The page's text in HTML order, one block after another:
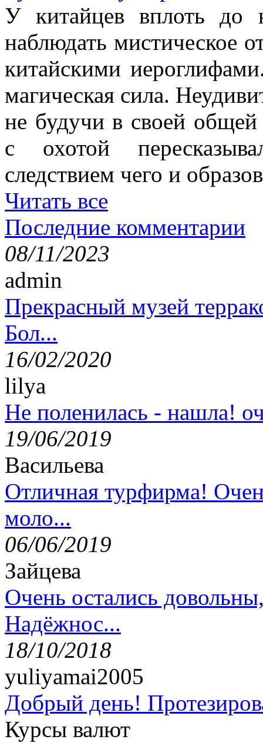
У китайцев вплоть до
наблюдать мистическое
китайскими
магическая сила.
не будучи в своей
с охотой
следствием чего и
Читать все
Последние комментарии
08/11/2023
admin
Прекрасный музей
Бол...
16/02/2020
lilya
Не поленилась - нашла!
19/06/2019
Васильева
Отличная турфирма!
моло...
06/06/2019
Зайцева
Очень остались
Надёжнос...
18/10/2018
yuliyamai2005
Добрый день!
Курсы валют